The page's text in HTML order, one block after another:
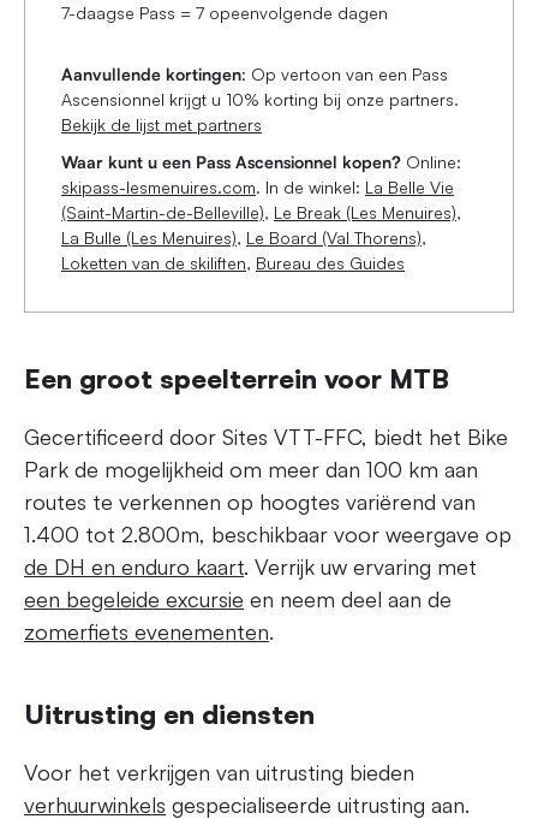
7-daagse Pass = 7 opeenvolgende dagen
Aanvullende kortingen: Op vertoon van een Pass
Ascensionnel krijgt u 10% korting bij onze partners.
Bekijk de lijst met partners
Waar kunt u een Pass Ascensionnel kopen? Online:
skipass-lesmenuires.com. In de winkel: La Belle Vie
(Saint-Martin-de-Belleville), Le Break (Les Menuires),
La Bulle (Les Menuires), Le Board (Val Thorens),
Loketten van de skiliften, Bureau des Guides
Een groot speelterrein voor MTB
Gecertificeerd door Sites VTT-FFC, biedt het Bike
Park de mogelijkheid om meer dan 100 km aan
routes te verkennen op hoogtes variërend van
1.400 tot 2.800m, beschikbaar voor weergave op
de DH en enduro kaart. Verrijk uw ervaring met
een begeleide excursie en neem deel aan de
zomerfiets evenementen.
Uitrusting en diensten
Voor het verkrijgen van uitrusting bieden
verhuurwinkels gespecialiseerde uitrusting aan.